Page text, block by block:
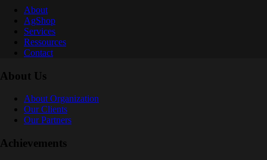
About
AgShop
Services
Ressources
Contact
About Us
About Organization
Our Clients
Our Partners
Achievements